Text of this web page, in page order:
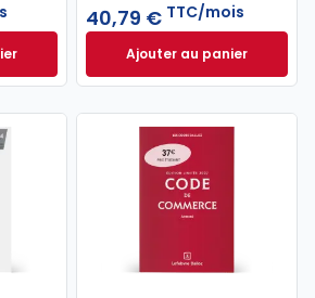
Rapide Droit des Affaires à 27,14 €
40,79 € TTC/mois
Ajouter au panier
Dalloz Actualité